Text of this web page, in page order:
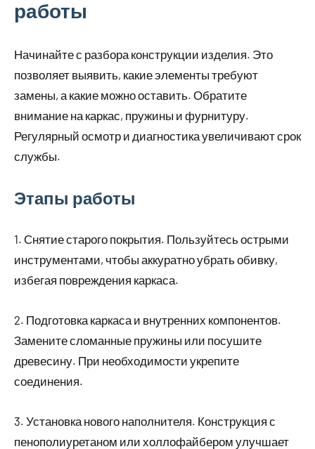
работы
Начинайте с разбора конструкции изделия. Это
позволяет выявить, какие элементы требуют
замены, а какие можно оставить. Обратите
внимание на каркас, пружины и фурнитуру.
Регулярный осмотр и диагностика увеличивают срок
службы.
Этапы работы
1. Снятие старого покрытия. Пользуйтесь острыми
инструментами, чтобы аккуратно убрать обивку,
избегая повреждения каркаса.
2. Подготовка каркаса и внутренних компонентов.
Замените сломанные пружины или посушите
древесину. При необходимости укрепите
соединения.
3. Установка нового наполнителя. Конструкция с
пенополиуретаном или холлофайбером улучшает